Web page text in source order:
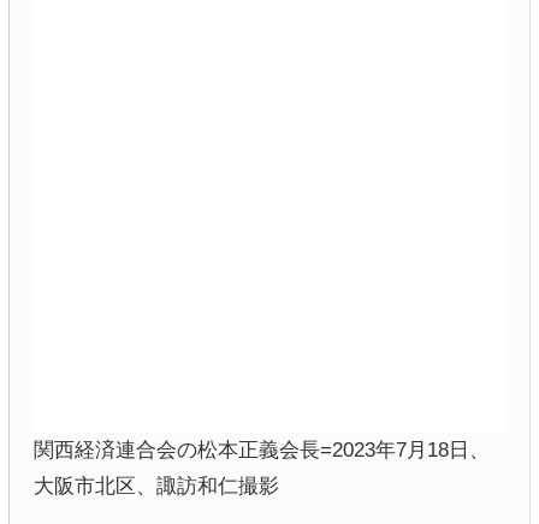
関西経済連合会の松本正義会長=2023年7月18日、
大阪市北区、諏訪和仁撮影